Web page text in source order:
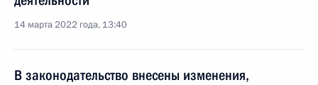
14 марта 2022 года, 13:40
В законодательство внесены изменения,